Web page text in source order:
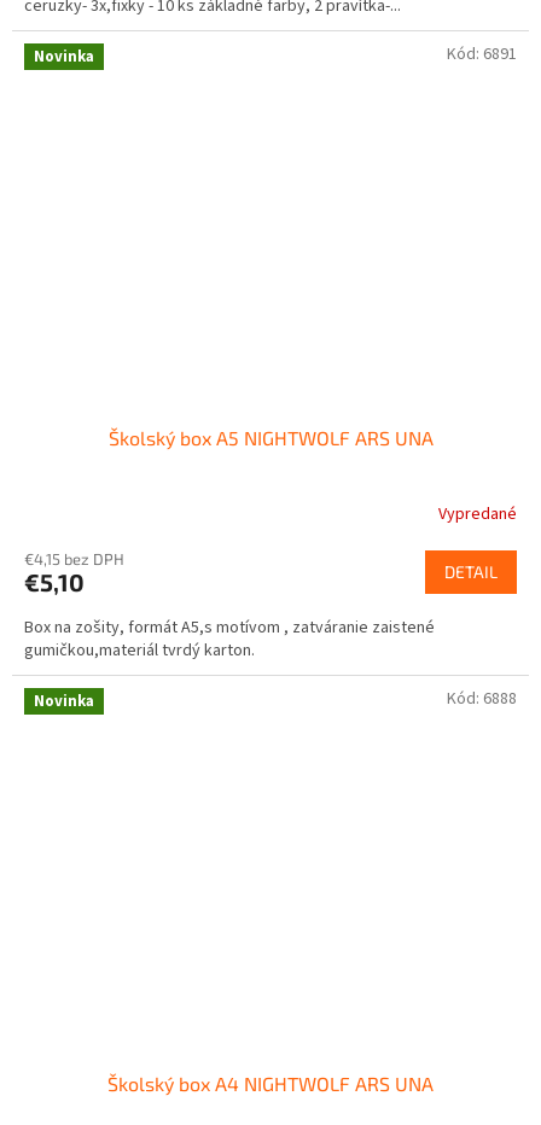
ceruzky- 3x,fixky - 10 ks základné farby, 2 pravítka-...
Novinka
Školský box A5 NIGHTWOLF ARS UNA
Vypredané
€4,15 bez DPH
€5,10 DETAIL
Box na zošity, formát A5,s motívom , zatváranie zaistené
gumičkou,materiál tvrdý karton.
Kód: 6891
Novinka
Školský box A4 NIGHTWOLF ARS UNA
Kód: 6888